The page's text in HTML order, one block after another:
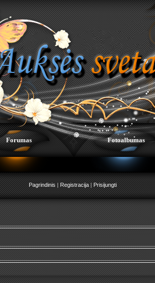
Forumas Fotoalbumas
Pagrindinis|Registracija|Prisijungti